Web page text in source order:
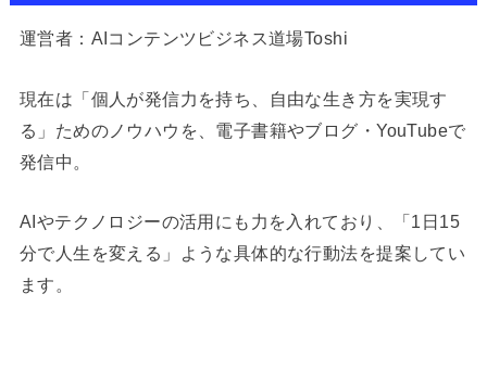
運営者：AIコンテンツビジネス道場Toshi
現在は「個人が発信力を持ち、自由な生き方を実現す
る」ためのノウハウを、電子書籍やブログ・YouTubeで
発信中。
AIやテクノロジーの活用にも力を入れており、「1日15
分で人生を変える」ような具体的な行動法を提案してい
ます。